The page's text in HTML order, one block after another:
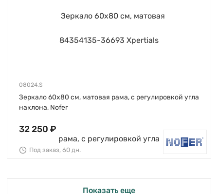
08024.S
Зеркало 60х80 см, матовая рама, c регулировкой угла
наклона, Nofer
32 250 ₽
Под заказ, 60 дн.
Показать еще